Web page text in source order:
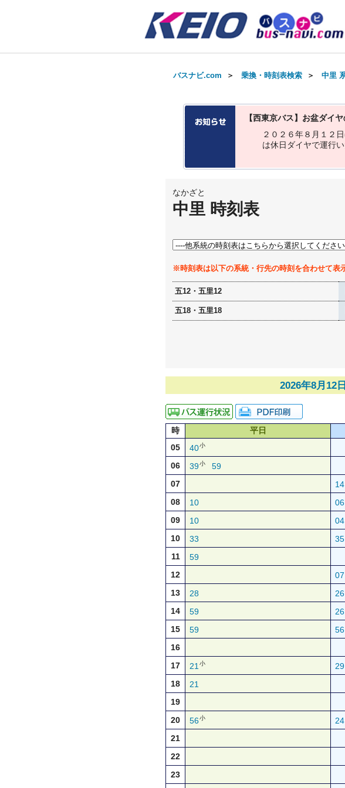
バスナビ.com ＞ 乗換・時刻表検索 ＞ 中里
【西東京バス】お盆ダイ
２ ０ ２ ６年８ 月 １ ２ 日
は休日 ダイヤで運行い
なかざと
中里 時刻表
※時刻表は以下の系統・行先の時刻を合わせて表
五12・五里12
五18・五里18
2026年8月12
時 平日
05
40小
06 39小
59
07
14
08 10 06
09
10 04
10 33 35
11
59
12
07
13
28 26
14
59 26
15 59 56
16
17
21 小 29
18
21
19
20
56小 24
21
22
23